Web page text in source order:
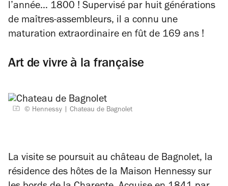
l’année… 1800 ! Supervisé par huit générations
de maîtres-assembleurs, il a connu une
maturation extraordinaire en fût de 169 ans !
Art de vivre à la française
© Hennessy Chateau de Bagnolet
La visite se poursuit au château de Bagnolet, la
résidence des hôtes de la Maison Hennessy sur